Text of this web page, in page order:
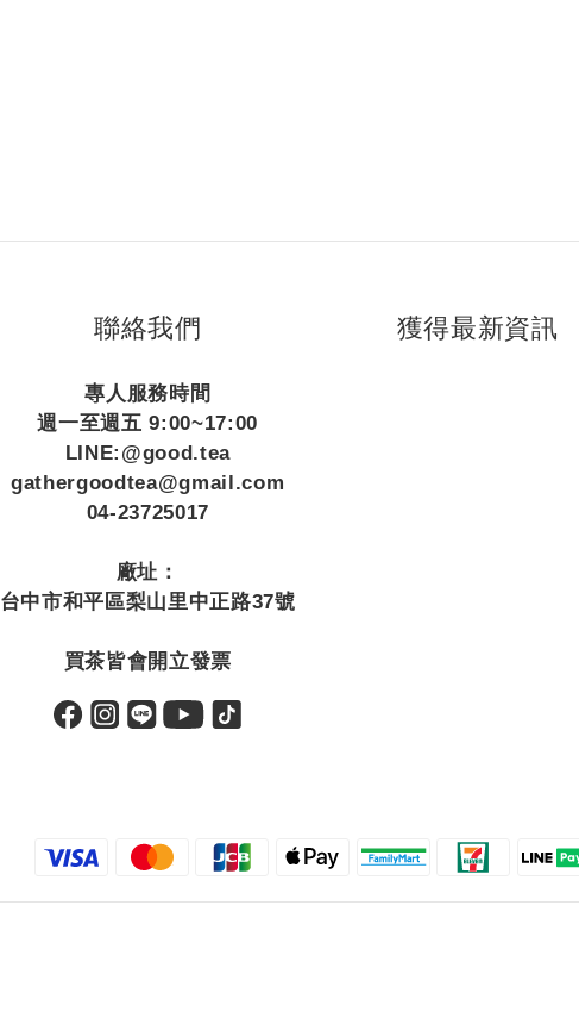
聯絡我們
專人服務時間
週一至週五 9:00~17:00
LINE:@good.tea
gathergoodtea@gmail.com
04-23725017
廠址：
台中市和平區梨山里中正路37號
買茶皆會開立發票
獲得最新資訊